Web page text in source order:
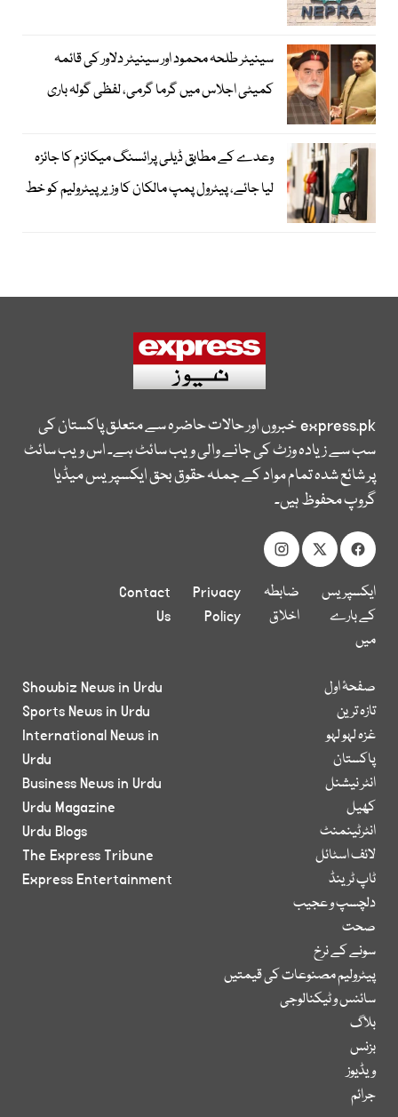
سینیٹر طلحہ محمود اور سینیٹر دلاور کی قائمہ
کمیٹی اجلاس میں گرما گرمی، لفظی گولہ باری
وعدے کے مطابق ڈیلی پرائسنگ میکانزم کا جائزہ
لیا جائے، پیٹرول پمپ مالکان کا وزیرپیٹرولیم کو خط
express.pkخبروں اور حالات حاضرہ سے متعلق پاکستان کی
سب سے زیادہ وزٹ کی جانے والی ویب سائٹ ہے۔ اس ویب سائٹ
پر شائع شدہ تمام مواد کے جملہ حقوق بحق ایکسپریس میڈیا
گروپ محفوظ ہیں۔
ایکسپریس
کے بارے
میں
ضابطہ
اخلاق
Privacy
Policy
Contact
Us
صفحۂ اول
تازہ ترین
غزہ لہو لہو
پاکستان
انٹر نیشنل
کھیل
انٹرٹینمنٹ
لائف اسٹائل
ٹاپ ٹرینڈ
دلچسپ و عجیب
صحت
سونے کے نرخ
پیٹرولیم مصنوعات کی قیمتیں
سائنس و ٹیکنالوجی
بلاگ
بزنس
ویڈیوز
جرائم
Showbiz News in Urdu
Sports News in Urdu
International News in
Urdu
Business News in Urdu
Urdu Magazine
Urdu Blogs
The Express Tribune
Express Entertainment